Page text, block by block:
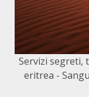
Servizi segreti,
eritrea -